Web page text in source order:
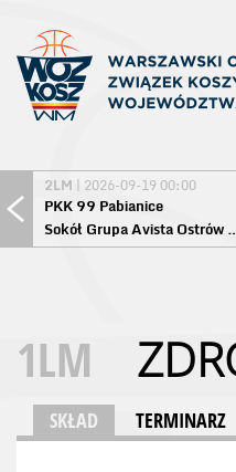
2LM | 2026-09-19 00:00
PKK 99 Pabianice
Sokół
1LM
SKŁAD TERMINARZ